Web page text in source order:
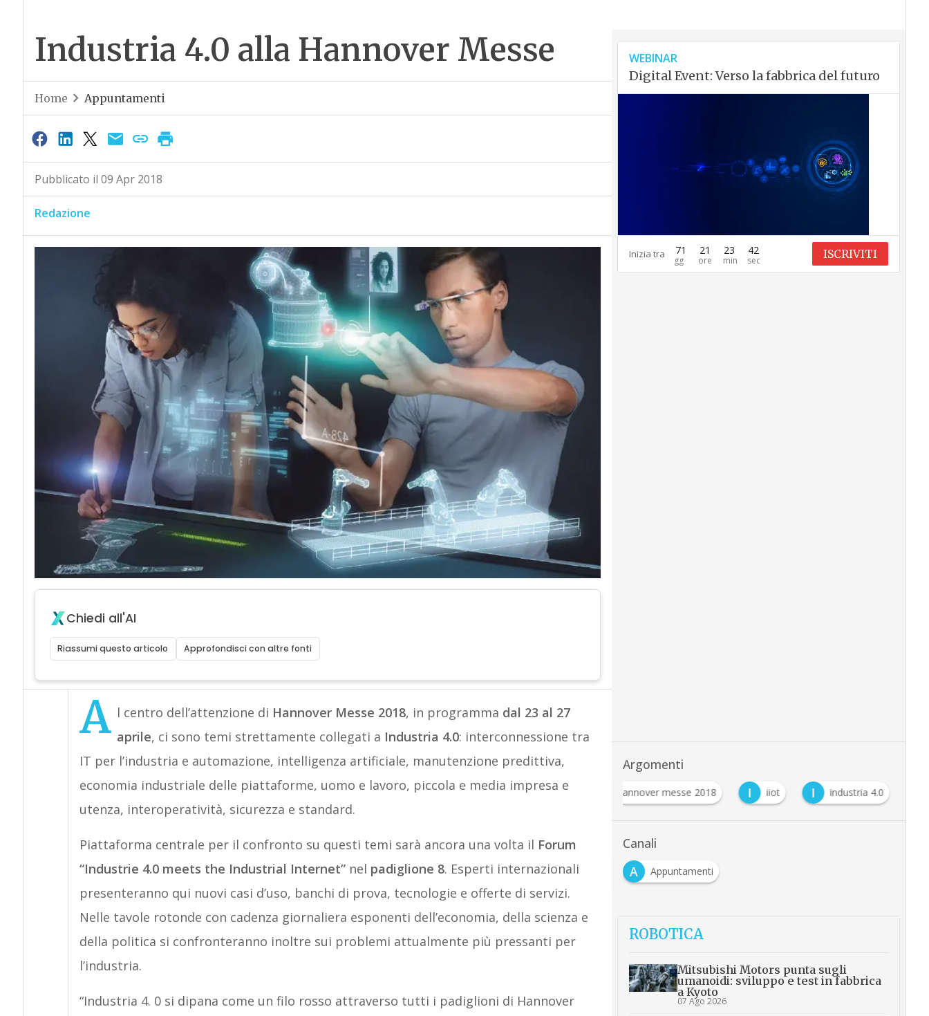
Industria 4.0 alla Hannover Messe
Home Appuntamenti
Pubblicato il 09 Apr 2018
Redazione
Chiedi all'AI
Riassumi questo articolo Approfondisci con altre fonti
A l centro dell’attenzione di Hannover Messe 2018, in programma dal 23 al 27
aprile, ci sono temi strettamente collegati a Industria 4.0: interconnessione tra
IT per l’industria e automazione, intelligenza artificiale, manutenzione predittiva,
economia industriale delle piattaforme, uomo e lavoro, piccola e media impresa e
utenza, interoperatività, sicurezza e standard.
Piattaforma centrale per il confronto su questi temi sarà ancora una volta il Forum
“Industrie 4.0 meets the Industrial Internet”nel padiglione 8. Esperti internazionali
presenteranno qui nuovi casi d’uso, banchi di prova, tecnologie e offerte di servizi.
Nelle tavole rotonde con cadenza giornaliera esponenti dell’economia, della scienza e
della politica si confronteranno inoltre sui problemi attualmente più pressanti per
l’industria.
“Industria 4. 0 si dipana come un filo rosso attraverso tutti i padiglioni di Hannover
WEBINAR
Digital Event: Verso la fabbrica del futuro
Inizia tra 71 21 23 41 ISCRIVITI
Argomenti
hannover messe 2018 I iiot I industria 4.0
Canali
A
Appuntamenti
ROBOTICA
Mitsubishi Motors punta sugli
umanoidi: sviluppo e test in fabbrica
a Kyoto
07 Ago 2026